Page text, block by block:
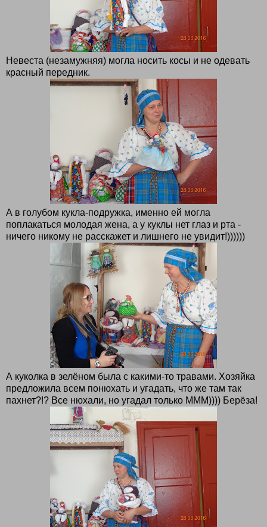
Невеста (незамужняя) могла носить косы и не одевать
красный передник.
А в голубом кукла-подружка, именно ей могла
поплакаться молодая жена, а у куклы нет глаз и рта -
ничего никому не расскажет и лишнего не увидит!))))))
А куколка в зелёном была с какими-то травами. Хозяйка
предложила всем понюхать и угадать, что же там так
пахнет?!? Все нюхали, но угадал только МММ)))) Берёза!